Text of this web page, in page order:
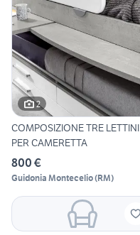
2
COMPOSIZIONE TRE LETTINI
PER CAMERETTA
800 €
Guidonia Montecelio(RM)